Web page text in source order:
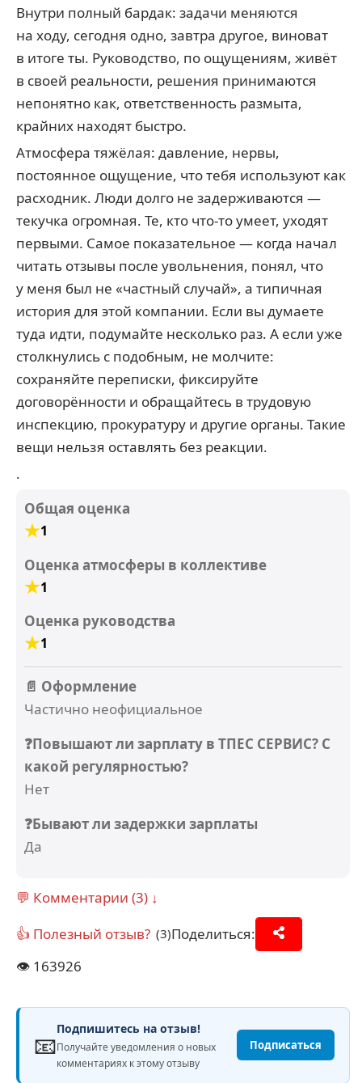
Внутри полный бардак: задачи меняются
на ходу, сегодня одно, завтра другое, виноват
в итоге ты. Руководство, по ощущениям, живёт
в своей реальности, решения принимаются
непонятно как, ответственность размыта,
крайних находят быстро.
Атмосфера тяжёлая: давление, нервы,
постоянное ощущение, что тебя используют как
расходник. Люди долго не задерживаются —
текучка огромная. Те, кто что-то умеет, уходят
первыми. Самое показательное — когда начал
читать отзывы после увольнения, понял, что
у меня был не «частный случай», а типичная
история для этой компании. Если вы думаете
туда идти, подумайте несколько раз. А если уже
столкнулись с подобным, не молчите:
сохраняйте переписки, фиксируйте
договорённости и обращайтесь в трудовую
инспекцию, прокуратуру и другие органы. Такие
вещи нельзя оставлять без реакции.
.
Общая оценка
1
Оценка атмосферы в коллективе
1
Оценка руководства
1
📄 Оформление
Частично неофициальное
❓Повышают ли зарплату в ТПЕС СЕРВИС? С
какой регулярностью?
Нет
❓Бывают ли задержки зарплаты
Да
💬 Комментарии (3) ↓
👍 Полезный отзыв? (3)Поделиться:
👁️ 163926
📧
Подпишитесь на отзыв!
Получайте уведомления о новых
комментариях к этому отзыву
Подписаться